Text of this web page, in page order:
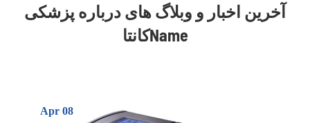
آخرین اخبار و وبلاگ های درباره پزشکی
کانتاName
Apr 08